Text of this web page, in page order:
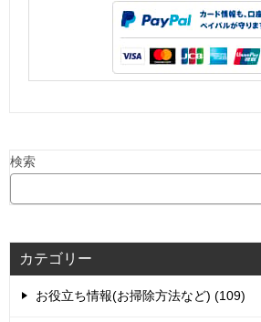
検索
カテゴリー
お役立ち情報(お掃除方法など) (109)